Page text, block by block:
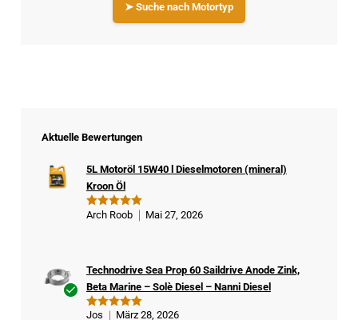
➤ Suche nach Motortyp
Aktuelle Bewertungen
Bewertet
5L Motoröl 15W40 l Dieselmotoren (mineral)
Kroon Öl
Arch Roob Mai 27, 2026
Bewertet
Technodrive Sea Prop 60 Saildrive Anode Zink,
Beta Marine – Solè Diesel – Nanni Diesel
Jos März 28, 2026